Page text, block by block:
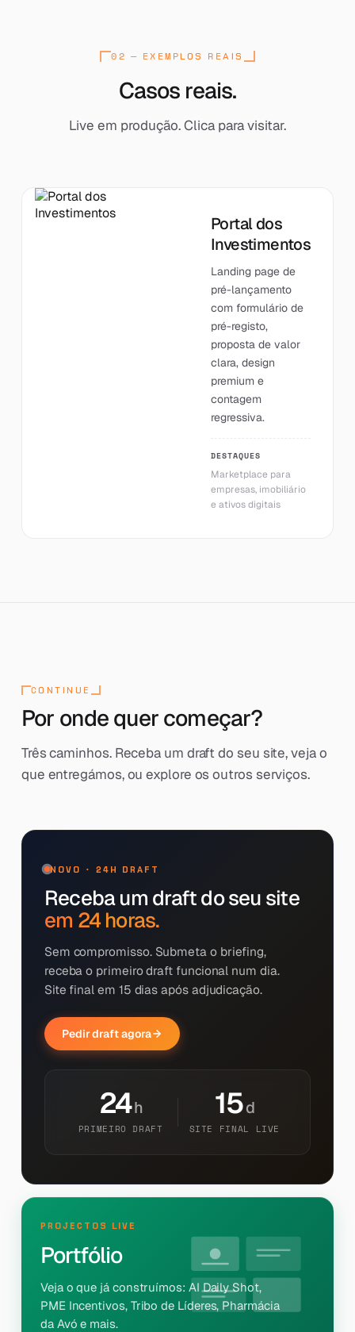
[ EXAMPLES : 01 ]
02 — EXEMPLOS REAIS
Casos reais.
Live em produção. Clica para visitar.
Portal dos
Investimentos
Landing page de
pré-lançamento
com formulário de
pré-registo,
proposta de valor
clara, design
premium e
contagem
regressiva.
DESTAQUES
Marketplace para
empresas, imobiliário
e ativos digitais
CONTINUE
Por onde quer começar?
Três caminhos. Receba um draft do seu site, veja o
que entregámos, ou explore os outros serviços.
NOVO · 24H DRAFT
Receba um draft do seu site
em 24 horas.
Sem compromisso. Submeta o briefing,
receba o primeiro draft funcional num dia.
Site final em 15 dias após adjudicação.
Pedir draft agora
24h
PRIMEIRO DRAFT
15d
SITE FINAL LIVE
PROJECTOS LIVE
Portfólio
Veja o que já construímos: AI Daily Shot,
PME Incentivos, Tribo de Líderes, Pharmácia
da Avó e mais.